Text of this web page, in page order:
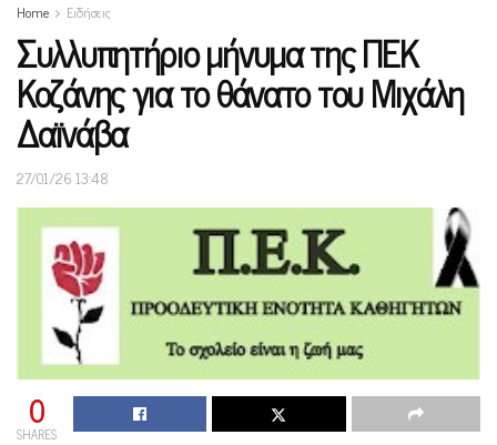
Home Ειδήσεις
Συλλυπητήριο μήνυμα της ΠΕΚ
Κοζάνης για το θάνατο του Μιχάλη
Δαϊνάβα
27/01/26 13:48
0
SHARES